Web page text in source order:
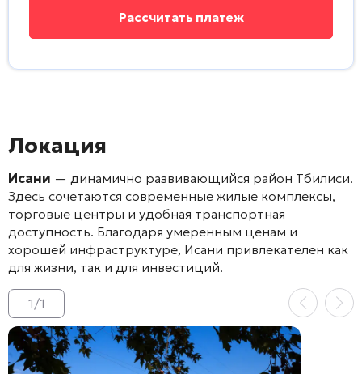
Локация
Исани — динамично развивающийся район Тбилиси.
Здесь сочетаются современные жилые комплексы,
торговые центры и удобная транспортная
доступность. Благодаря умеренным ценам и
хорошей инфраструктуре, Исани привлекателен как
для жизни, так и для инвестиций.
1/1